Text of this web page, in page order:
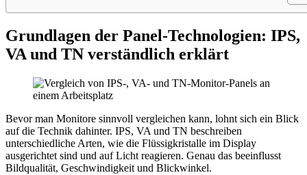
Grundlagen der Panel-Technologien: IPS,
VA und TN verständlich erklärt
Bevor man Monitore sinnvoll vergleichen kann, lohnt sich ein Blick
auf die Technik dahinter. IPS, VA und TN beschreiben
unterschiedliche Arten, wie die Flüssigkristalle im Display
ausgerichtet sind und auf Licht reagieren. Genau das beeinflusst
Bildqualität, Geschwindigkeit und Blickwinkel.